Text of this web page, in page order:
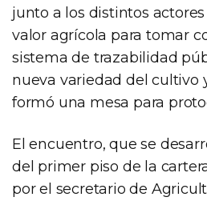
junto a los distintos
valor agrícola para tomar
sistema de trazabilidad
nueva variedad del cultivo
formó una mesa para
El encuentro, que se
del primer piso de la
por el secretario de